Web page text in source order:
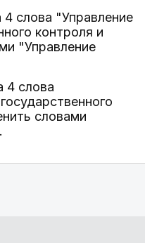
4 слова "Управление
контроля и
"Управление
4 слова
словами